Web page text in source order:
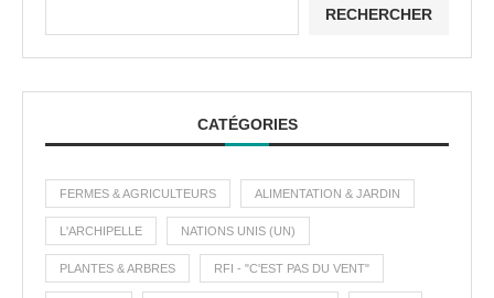
RECHERCHER
CATÉGORIES
FERMES & AGRICULTEURS ALIMENTATION & JARDIN
L'ARCHIPELLE NATIONS UNIS (UN)
PLANTES & ARBRES RFI - "C'EST PAS DU VENT"